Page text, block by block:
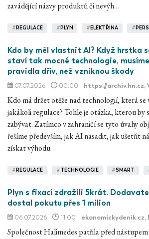
zavádějící názvy produktů či nevýh…
# REGULACE # PLYN # ELEKTŘINA #
Kdo by měl vlastnit AI? Když hrstka
staví tak mocné technologie,
pravidla dřív, než vzniknou škody
07.07.2026 00:00 https://archiv.hn.cz,
Kdo má držet otěže nad technologií, která se
jakákoli regulace? Tohle je otázka, kterou by
zabývat. Zatímco v zahraničí se tyto úvahy
řešíme především, jak AI nasadit, jak ušetřit
získat výhodu.
# REGULACE #TECHNOLOGIE #SMART
Plyn s fixací zdražili 5krát.
dostal pokutu přes 1 milion
06.07.2026 11:00 ekonomickydenik.cz,
Společnost Halimedes patřila před